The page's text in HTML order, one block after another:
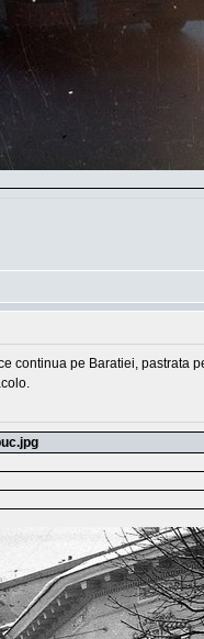
continua pe Baratiei, pastrata